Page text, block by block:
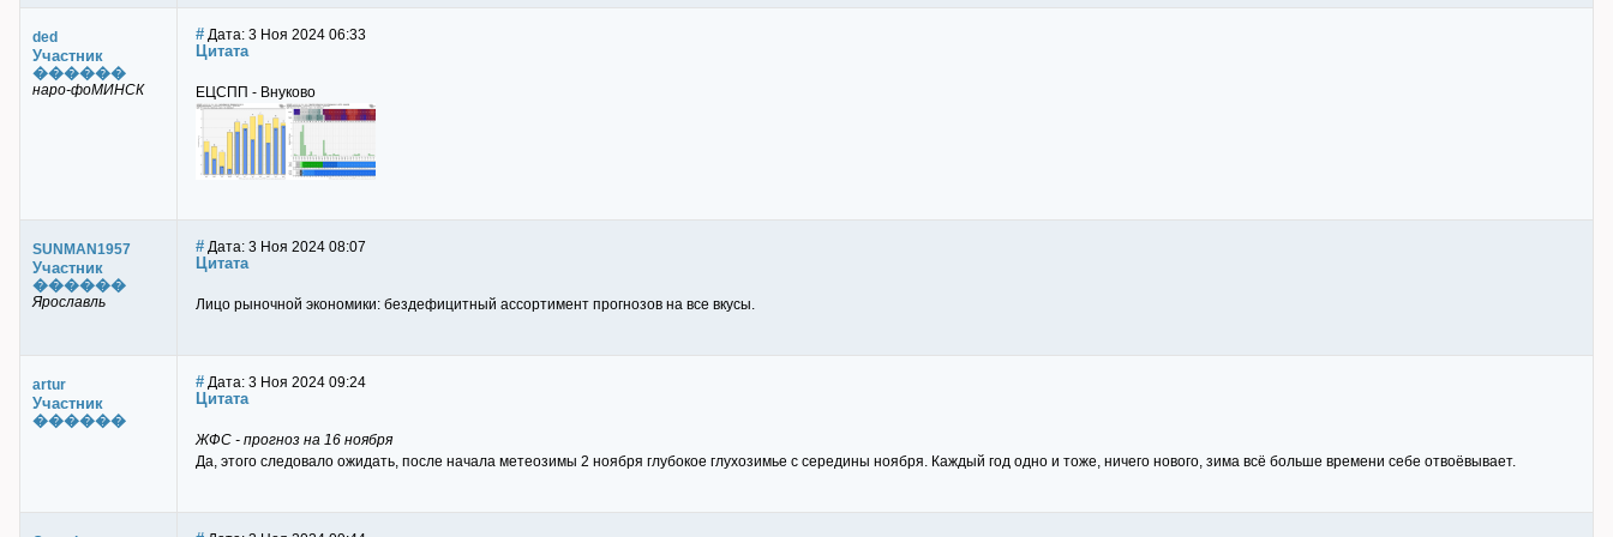
ded
Участник
������
наро-фоМИНСК
# Дата: 3 Ноя 2024 06:33
Цитата
ЕЦСПП - Внуково
SUNMAN1957
Участник
������
Ярославль
# Дата: 3 Ноя 2024 08:07
Цитата
Лицо рыночной экономики: бездефицитный ассортимент прогнозов на все вкусы.
artur
Участник
������
# Дата: 3 Ноя 2024 09:24
Цитата
ЖФС - прогноз на 16 ноября
Да, этого следовало ожидать, после начала метеозимы 2 ноября глубокое глухозимье с середины ноября. Каждый год одно и тоже, ничего нового, зима всё больше времени себе отвоёвывает.